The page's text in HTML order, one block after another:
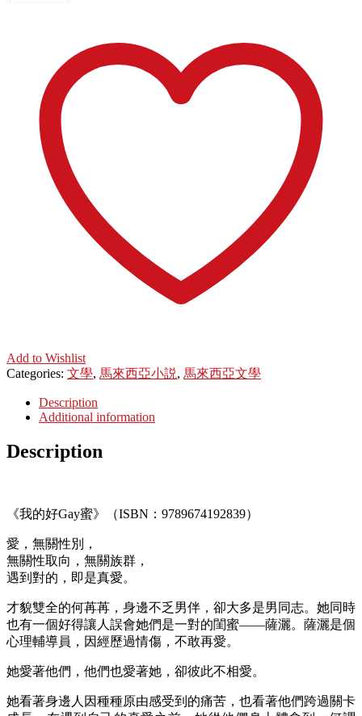
Add to Wishlist
Categories: 文學, 馬來西亞小説, 馬來西亞文學
Description
Additional information
Description
《我的好Gay蜜》（ISBN：9789674192839）
愛，無關性別，
無關性取向，無關族群，
遇到對的，即是真愛。
才貌雙全的何苒苒，身邊不乏男伴，卻大多是男同志。她同時
也有一個好得讓人誤會她們是一對的閨蜜——薩灑。薩灑是個
心理輔導員，因經歷過情傷，不敢再愛。
她愛著他們，他們也愛著她，卻彼此不相愛。
她看著身邊人因種種原由感受到的痛苦，也看著他們跨過關卡